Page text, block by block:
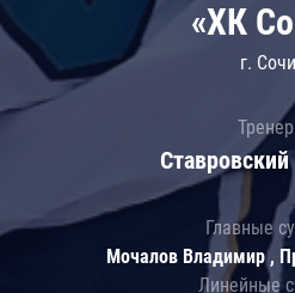
«ХК
г. Сочи
Ставровский
Главные
Мочалов Владимир ,
Линейные